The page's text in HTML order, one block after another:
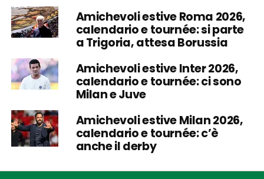
Amichevoli estive Roma 2026,
calendario e tournée: si parte
a Trigoria, attesa Borussia
Amichevoli estive Inter 2026,
calendario e tournée: ci sono
Milan e Juve
Amichevoli estive Milan 2026,
calendario e tournée: c’è
anche il derby